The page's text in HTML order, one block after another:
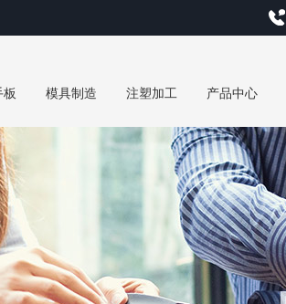
板 模具制造 注塑加工 产品中心